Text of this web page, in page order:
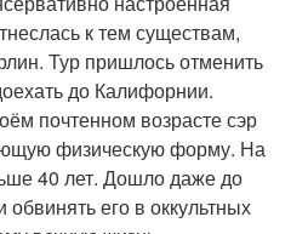
к тем существам,
Тур пришлось отменить
до Калифорнии.
почтенном возрасте сэр
физическую форму. На
40 лет. Дошло даже до
обвинять его в оккультных